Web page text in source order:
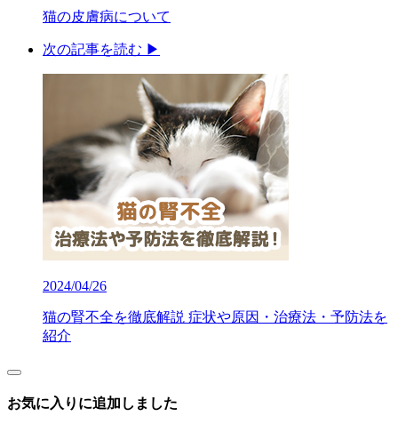
猫の皮膚病について
次の記事を読む ▶︎
2024/04/26
猫の腎不全を徹底解説 症状や原因・治療法・予防法を
紹介
お気に入りに追加しました